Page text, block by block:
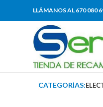
LLÁMANOS AL 670 080
CATEGORÍAS: